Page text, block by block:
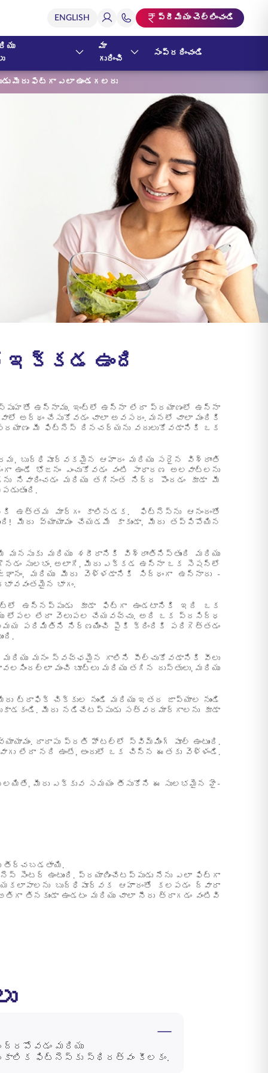
ప్రీమియం చెల్లించండి
మా
గురించి
సంప్రదించండి
మీరు ఫిట్‌గా ఎలా ఉండగలరు
ఇక్కడ ఉంది
ఉన్నాము. ఇంట్లో ఉన్నా లేదా ప్రయాణంలో ఉన్నా
చేసుకోవడం చాలా అవసరం. మనలో చాలా మందికి
మీ ఫిట్‌నెస్ దినచర్యను వదులుకోవడానికి ఒక
బుద్ధిపూర్వకమైన ఆహారం మరియు సరైన విశ్రాంతి
ఉండే భోజనం ఎంచుకోవడం వంటి సాధారణ అలవాట్లను
నివారించడం మరియు తగినంత నిద్ర పొందడం కూడా మీ
ఉత్తమ మార్గం కాలినడక. ఫిట్‌నెస్‌ను ఆనందంతో
మీరు వ్యాయామం చేయడమే కాకుండా, మీరు తప్పిపోయిన
మరియు శరీరానికి విశ్రాంతినిస్తుంది మరియు
సులభం. అలాగే, మీరు ఎక్కడ ఉన్నా ఒక సెషన్‌లో
మరియు మీరు వెళ్ళడానికి సిద్ధంగా ఉన్నారు -
భాగం.
ఉన్నప్పుడు కూడా ఫిట్‌గా ఉండటానికి ఇది ఒక
లోపల లేదా వెలుపల చేయవచ్చు. అది ఒక ప్రసిద్ధ
పరిమితిని నిర్ణయించి పైకి క్రిందికి పరిగెత్తడం
మరియు మనం స్వచ్ఛమైన గాలిని పీల్చుకోవడానికి వీలు
మంచి బూట్లు మరియు తగిన దుస్తులు, మరియు
ట్రాఫిక్ చిక్కుల నుండి మరియు ఇతర జాప్యాల నుండి
మీరు నడిచేటప్పుడు సత్వరమార్గాలను కూడా
దాదాపు ప్రతి హోటల్‌లో స్విమ్మింగ్ పూల్ ఉంటుంది.
లేదా నది ఉంటే, అందులో ఒక చిన్న ఈతకు వెళ్ళండి.
మీరు ఎక్కువ సమయం తీసుకోని ఈ సులభమైన హై-
తీర్చబడతాయి.
ఉంటుంది. ప్రయాణించేటప్పుడు నేను ఎలా ఫిట్‌గా
బుద్ధిపూర్వక ఆహారంతో కలపడం ద్వారా
తినకుండా ఉండటం మరియు చాలా నీరు త్రాగడం వంటివి
మరియు
ఫిట్‌నెస్‌కు స్థిరత్వం కీలకం.